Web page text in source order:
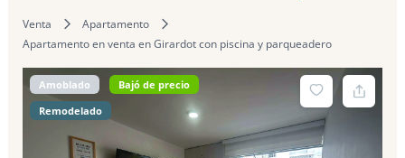
Venta
Apartamento
Apartamento en venta en Girardot con piscina y parqueadero
Amoblado
Bajó de precio
Remodelado